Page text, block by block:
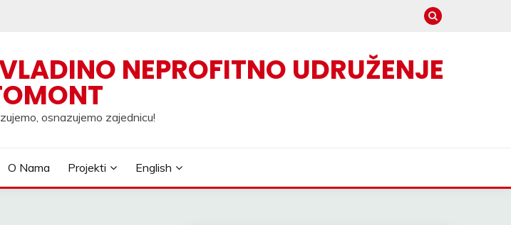
NEPROFITNO UDRUŽENJE
osnazujemo zajednicu!
O Nama Projekti English